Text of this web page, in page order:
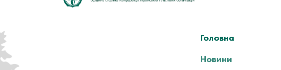
Головна
Новини